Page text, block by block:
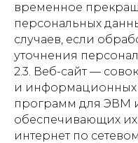
временное
персональных
случаев, если
уточнения
2.3. Веб-сайт —
и информационных
программ для ЭВМ
обеспечивающих их
интернет по